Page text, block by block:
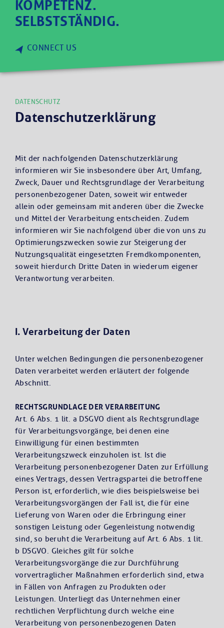
KOMPETENZ.
SELBSTSTÄNDIG.
CONNECT US
DATENSCHUTZ
Datenschutzerklärung
Mit der nachfolgenden Datenschutzerklärung
informieren wir Sie insbesondere über Art, Umfang,
Zweck, Dauer und Rechtsgrundlage der Verarbeitung
personenbezogener Daten, soweit wir entweder
allein oder gemeinsam mit anderen über die Zwecke
und Mittel der Verarbeitung entscheiden. Zudem
informieren wir Sie nachfolgend über die von uns zu
Optimierungszwecken sowie zur Steigerung der
Nutzungsqualität eingesetzten Fremdkomponenten,
soweit hierdurch Dritte Daten in wiederum eigener
Verantwortung verarbeiten.
I. Verarbeitung der Daten
Unter welchen Bedingungen die personenbezogener
Daten verarbeitet werden erläutert der folgende
Abschnitt.
RECHTSGRUNDLAGE DER VERARBEITUNG
Art. 6 Abs. 1 lit. a DSGVO dient als Rechtsgrundlage
für Verarbeitungsvorgänge, bei denen eine
Einwilligung für einen bestimmten
Verarbeitungszweck einzuholen ist. Ist die
Verarbeitung personenbezogener Daten zur Erfüllung
eines Vertrags, dessen Vertragspartei die betroffene
Person ist, erforderlich, wie dies beispielsweise bei
Verarbeitungsvorgängen der Fall ist, die für eine
Lieferung von Waren oder die Erbringung einer
sonstigen Leistung oder Gegenleistung notwendig
sind, so beruht die Verarbeitung auf Art. 6 Abs. 1 lit.
b DSGVO. Gleiches gilt für solche
Verarbeitungsvorgänge die zur Durchführung
vorvertraglicher Maßnahmen erforderlich sind, etwa
in Fällen von Anfragen zu Produkten oder
Leistungen. Unterliegt das Unternehmen einer
rechtlichen Verpflichtung durch welche eine
Verarbeitung von personenbezogenen Daten